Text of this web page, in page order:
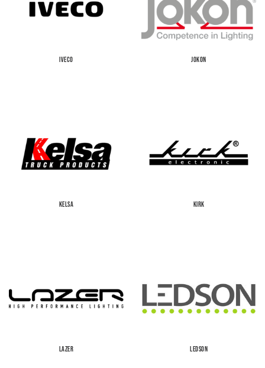
IVECO JOKON
KELSA KIRK
LAZER LEDSON